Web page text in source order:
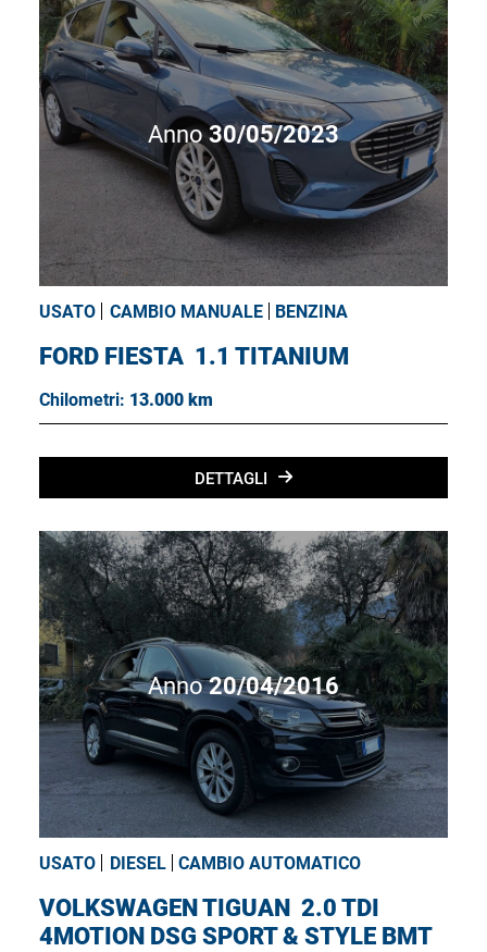
Anno30/05/2023
USATO CAMBIO MANUALE BENZINA
FORD FIESTA 1.1 TITANIUM
Chilometri: 13.000 km
DETTAGLI
Anno20/04/2016
USATO DIESEL CAMBIO AUTOMATICO
VOLKSWAGEN TIGUAN 2.0 TDI
4MOTION DSG SPORT & STYLE BMT